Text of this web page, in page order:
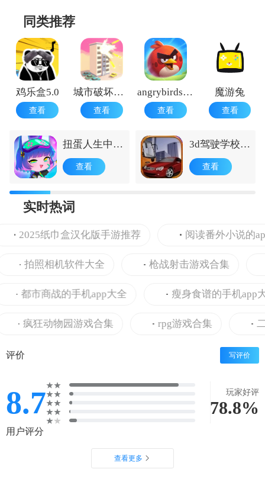
同类推荐
鸡乐盒5.0
查看
城市破坏者免费版
查看
angrybirds2国际版
查看
魔游兔
查看
扭蛋人生中文
版最新版
查看
3d驾驶学校中
文版
查看
实时热词
2025纸巾盒汉化版手游推荐 阅读番外小说的app
拍照相机软件大全 枪战射击游戏合集
都市商战的手机app大全 瘦身食谱的手机app大
疯狂动物园游戏合集 rpg游戏合集 二
评价 写评价
8.7 玩家好评
78.8%
用户评分
查看更多